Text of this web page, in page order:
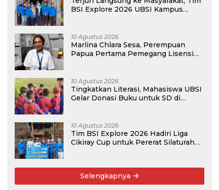
BSI Explore 2026 UBSI Kampus
10 Agustus 2026
Marlina Chlara Sesa, Perempuan
Papua Pertama Pemegang Lisensi
10 Agustus 2026
Tingkatkan Literasi, Mahasiswa UBSI
Gelar Donasi Buku untuk SD di
10 Agustus 2026
Tim BSI Explore 2026 Hadiri Liga
Cikiray Cup untuk Pererat Silaturahmi
Selengkapnya